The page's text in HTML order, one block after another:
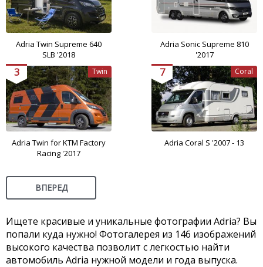
Adria Twin Supreme 640
SLB '2018
Adria Sonic Supreme 810
'2017
Adria Twin for KTM Factory
Racing '2017
3 Twin
Adria Coral S '2007 - 13
7 Coral
ВПЕРЕД
Ищете красивые и уникальные фотографии Adria? Вы
попали куда нужно! Фотогалерея из 146 изображений
высокого качества позволит с легкостью найти
автомобиль Adria нужной модели и года выпуска.